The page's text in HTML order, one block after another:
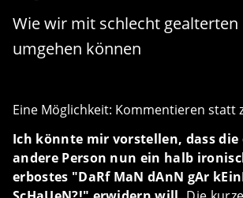
Wie wir mit schlecht gealterten
umgehen können
Eine Möglichkeit: Kommentieren statt
Ich könnte mir vorstellen, dass die
andere Person nun ein halb
erbostes "DaRf MaN dAnN gAr